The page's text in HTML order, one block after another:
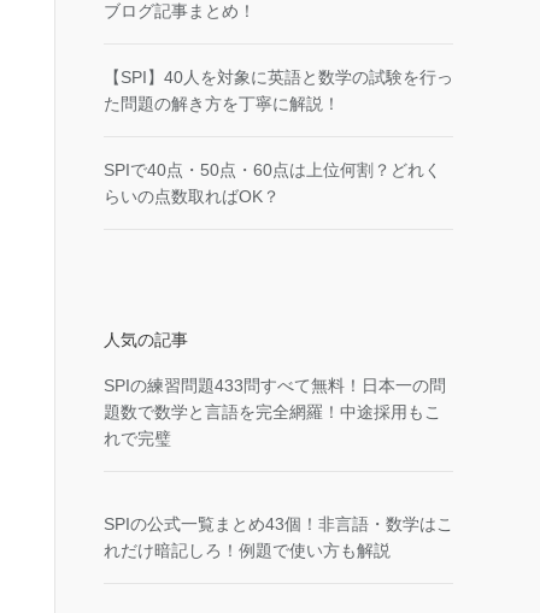
ブログ記事まとめ！
【SPI】40人を対象に英語と数学の試験を行っ
た問題の解き方を丁寧に解説！
SPIで40点・50点・60点は上位何割？どれく
らいの点数取ればOK？
人気の記事
SPIの練習問題433問すべて無料！日本一の問
題数で数学と言語を完全網羅！中途採用もこ
れで完璧
SPIの公式一覧まとめ43個！非言語・数学はこ
れだけ暗記しろ！例題で使い方も解説